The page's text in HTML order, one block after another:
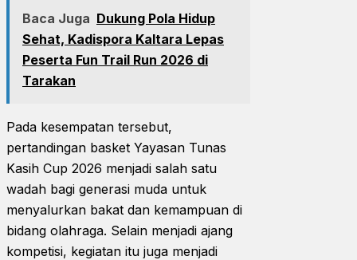
Baca Juga Dukung Pola Hidup
Sehat, Kadispora Kaltara Lepas
Peserta Fun Trail Run 2026 di
Tarakan
Pada kesempatan tersebut,
pertandingan basket Yayasan Tunas
Kasih Cup 2026 menjadi salah satu
wadah bagi generasi muda untuk
menyalurkan bakat dan kemampuan di
bidang olahraga. Selain menjadi ajang
kompetisi, kegiatan itu juga menjadi